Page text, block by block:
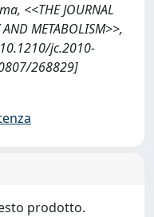
<<THE JOURNAL
METABOLISM>>,
jc.2010-
268829]
prodotto.